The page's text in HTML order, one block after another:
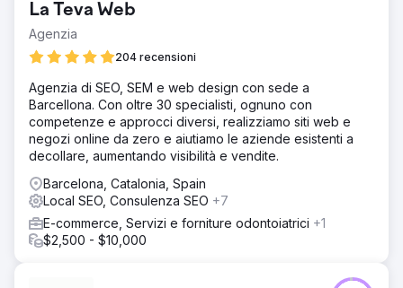
La Teva Web
Agenzia
204 recensioni
Agenzia di SEO, SEM e web design con sede a
Barcellona. Con oltre 30 specialisti, ognuno con
competenze e approcci diversi, realizziamo siti web e
negozi online da zero e aiutiamo le aziende esistenti a
decollare, aumentando visibilità e vendite.
Barcelona, Catalonia, Spain
Local SEO, Consulenza SEO +7
E-commerce, Servizi e forniture odontoiatrici +1
$2,500 - $10,000